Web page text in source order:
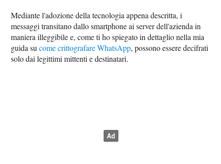
Mediante l'adozione della tecnologia appena descritta, i
messaggi transitano dallo smartphone ai server dell'azienda in
maniera illeggibile e, come ti ho spiegato in dettaglio nella mia
guida sucome crittografare WhatsApp, possono essere decifrati
solo dai legittimi mittenti e destinatari.